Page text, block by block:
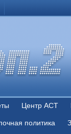
Центр АСТ
политика